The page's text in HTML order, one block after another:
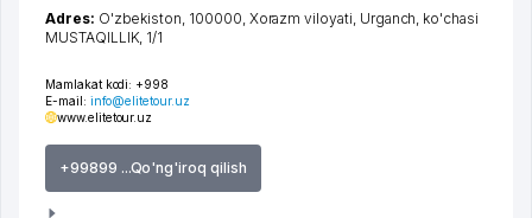
Mamlakat kodi: +998
E-mail: info@elitetour.uz
www.elitetour.uz
+99899 ...Qo'ng'iroq qilish
Adres: O'zbekiston, 100000, Xorazm viloyati Urganch ko'chasi
MUSTAQILLIK , 1/1